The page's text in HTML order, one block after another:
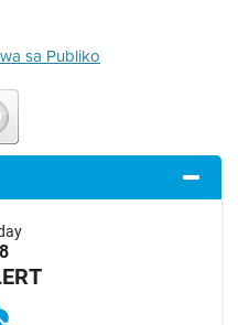
sa Publiko